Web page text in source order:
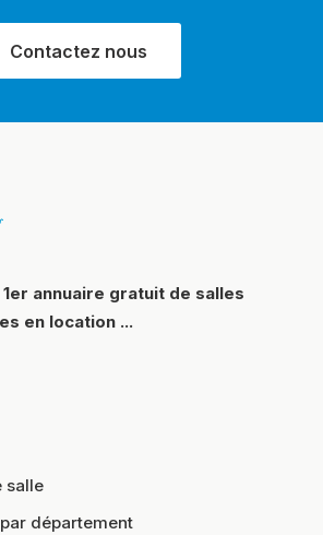
Contactez nous
annuaire gratuit de salles
en location ...
salle
département